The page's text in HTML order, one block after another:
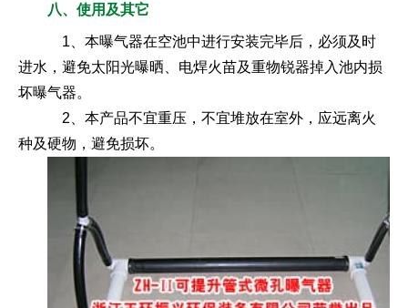
八、使用及其它
1、本曝气器在空池中进行安装完毕后，必须及时
进水，避免太阳光曝晒、电焊火苗及重物锐器掉入池内损
坏曝气器。
2、本产品不宜重压，不宜堆放在室外，应远离火
种及硬物，避免损坏。